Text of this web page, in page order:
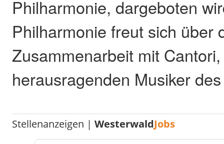
Philharmonie, dargeboten
Philharmonie freut sich über
Zusammenarbeit mit
herausragenden Musiker
Stellenanzeigen |WesterwaldJobs